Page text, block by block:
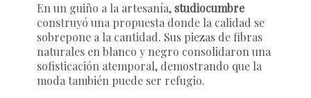
En un guiño a la artesanía, studiocumbre
construyó una propuesta donde la calidad se
sobrepone a la cantidad. Sus piezas de fibras
naturales en blanco y negro consolidaron una
sofisticación atemporal, demostrando que la
moda también puede ser refugio.